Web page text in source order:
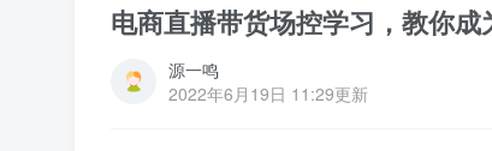
电商直播带货场控学习，教你
源一鸣
2022年6月19日 11:29更新